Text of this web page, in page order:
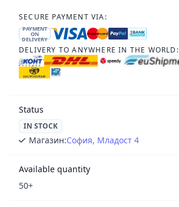
SECURE PAYMENT VIA:
PAYMENT
ON
DELIVERY
DELIVERY TO ANYWHERE IN THE WORLD:
Status
IN STOCK
Магазин:София, Младост 4
Available quantity
50+